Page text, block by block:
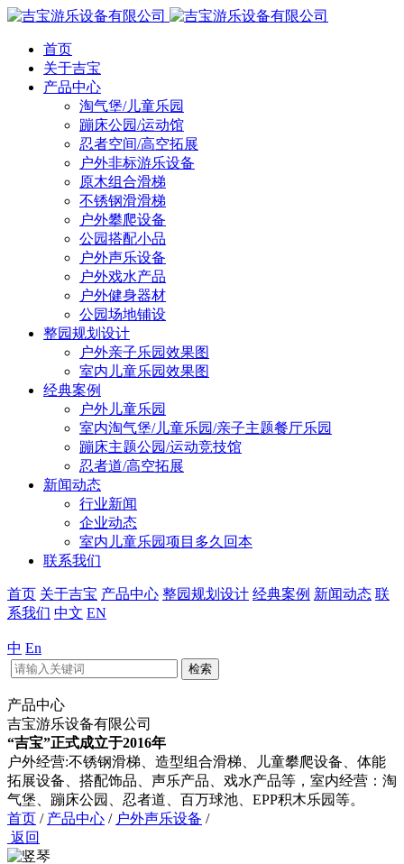
首页
关于吉宝
产品中心
淘气堡/儿童乐园
蹦床公园/运动馆
忍者空间/高空拓展
户外非标游乐设备
原木组合滑梯
不锈钢滑滑梯
户外攀爬设备
公园搭配小品
户外声乐设备
户外戏水产品
户外健身器材
公园场地铺设
整园规划设计
户外亲子乐园效果图
室内儿童乐园效果图
经典案例
户外儿童乐园
室内淘气堡/儿童乐园/亲子主题餐厅乐园
蹦床主题公园/运动竞技馆
忍者道/高空拓展
新闻动态
行业新闻
企业动态
室内儿童乐园项目多久回本
联系我们
首页 关于吉宝 产品中心 整园规划设计 经典案例 新闻动态 联
系我们 中文 EN
中 En
检索
产品中心
吉宝游乐设备有限公司
“吉宝”正式成立于2016年
户外经营:不锈钢滑梯、造型组合滑梯、儿童攀爬设备、体能
拓展设备、搭配饰品、声乐产品、戏水产品等，室内经营：淘
气堡、蹦床公园、忍者道、百万球池、EPP积木乐园等。
首页 / 产品中心 / 户外声乐设备 /
返回